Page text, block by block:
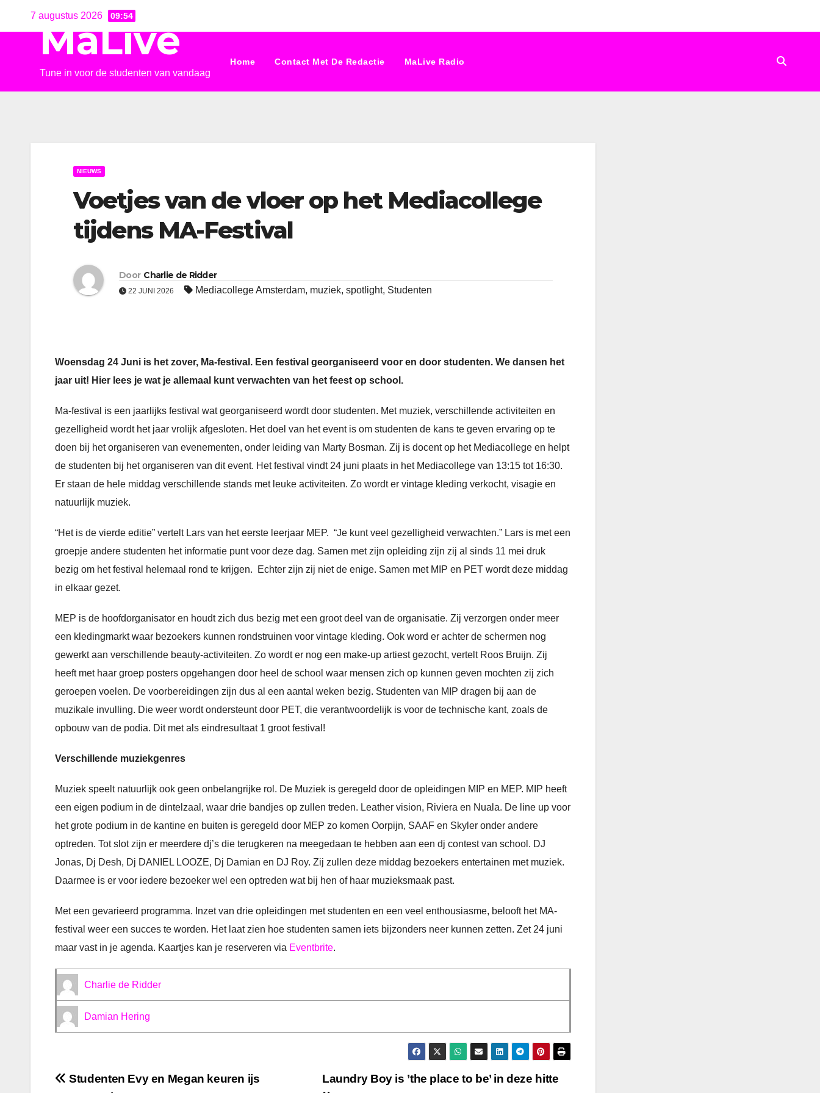
7 augustus 2026 09:54
MaLive
Tune in voor de studenten van vandaag
Home Contact Met De Redactie MaLive Radio
NIEUWS
Voetjes van de vloer op het Mediacollege
tijdens MA-Festival
Door Charlie de Ridder
22 JUNI 2026 Mediacollege Amsterdam, muziek, spotlight, Studenten
Woensdag 24 Juni is het zover, Ma-festival. Een festival georganiseerd voor en door studenten. We dansen het
jaar uit! Hier lees je wat je allemaal kunt verwachten van het feest op school.
Ma-festival is een jaarlijks festival wat georganiseerd wordt door studenten. Met muziek, verschillende activiteiten en
gezelligheid wordt het jaar vrolijk afgesloten. Het doel van het event is om studenten de kans te geven ervaring op te
doen bij het organiseren van evenementen, onder leiding van Marty Bosman. Zij is docent op het Mediacollege en helpt
de studenten bij het organiseren van dit event. Het festival vindt 24 juni plaats in het Mediacollege van 13:15 tot 16:30.
Er staan de hele middag verschillende stands met leuke activiteiten. Zo wordt er vintage kleding verkocht, visagie en
natuurlijk muziek.
“Het is de vierde editie” vertelt Lars van het eerste leerjaar MEP. “Je kunt veel gezelligheid verwachten.” Lars is met een
groepje andere studenten het informatie punt voor deze dag. Samen met zijn opleiding zijn zij al sinds 11 mei druk
bezig om het festival helemaal rond te krijgen. Echter zijn zij niet de enige. Samen met MIP en PET wordt deze middag
in elkaar gezet.
MEP is de hoofdorganisator en houdt zich dus bezig met een groot deel van de organisatie. Zij verzorgen onder meer
een kledingmarkt waar bezoekers kunnen rondstruinen voor vintage kleding. Ook word er achter de schermen nog
gewerkt aan verschillende beauty-activiteiten. Zo wordt er nog een make-up artiest gezocht, vertelt Roos Bruijn. Zij
heeft met haar groep posters opgehangen door heel de school waar mensen zich op kunnen geven mochten zij zich
geroepen voelen. De voorbereidingen zijn dus al een aantal weken bezig. Studenten van MIP dragen bij aan de
muzikale invulling. Die weer wordt ondersteunt door PET, die verantwoordelijk is voor de technische kant, zoals de
opbouw van de podia. Dit met als eindresultaat 1 groot festival!
Verschillende muziekgenres
Muziek speelt natuurlijk ook geen onbelangrijke rol. De Muziek is geregeld door de opleidingen MIP en MEP. MIP heeft
een eigen podium in de dintelzaal, waar drie bandjes op zullen treden. Leather vision, Riviera en Nuala. De line up voor
het grote podium in de kantine en buiten is geregeld door MEP zo komen Oorpijn, SAAF en Skyler onder andere
optreden. Tot slot zijn er meerdere dj’s die terugkeren na meegedaan te hebben aan een dj contest van school. DJ
Jonas, Dj Desh, Dj DANIEL LOOZE, Dj Damian en DJ Roy. Zij zullen deze middag bezoekers entertainen met muziek.
Daarmee is er voor iedere bezoeker wel een optreden wat bij hen of haar muzieksmaak past.
Met een gevarieerd programma. Inzet van drie opleidingen met studenten en een veel enthousiasme, belooft het MA-
festival weer een succes te worden. Het laat zien hoe studenten samen iets bijzonders neer kunnen zetten. Zet 24 juni
maar vast in je agenda. Kaartjes kan je reserveren via Eventbrite.
Charlie de Ridder
Damian Hering
Bericht Laundry Boy is ’the place to be’ in deze hitte
Studenten Evy en Megan keuren ijs